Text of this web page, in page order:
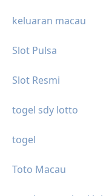
keluaran macau
Slot Pulsa
Slot Resmi
togel sdy lotto
togel
Toto Macau